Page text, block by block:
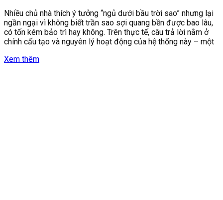
Nhiều chủ nhà thích ý tưởng “ngủ dưới bầu trời sao” nhưng lại
ngần ngại vì không biết trần sao sợi quang bền được bao lâu,
có tốn kém bảo trì hay không. Trên thực tế, câu trả lời nằm ở
chính cấu tạo và nguyên lý hoạt động của hệ thống này – một
Xem thêm